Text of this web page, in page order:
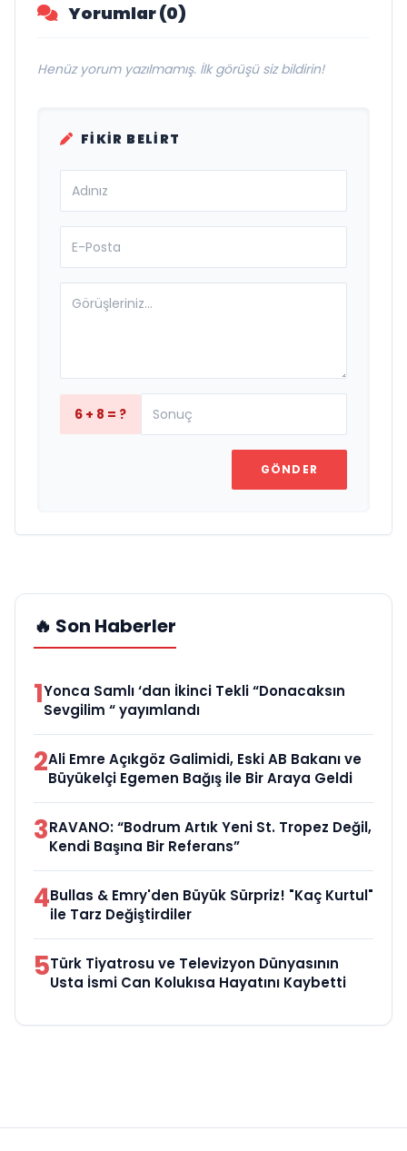
Yorumlar (0)
Henüz yorum yazılmamış. İlk görüşü siz bildirin!
FIKIR BELIRT
6 + 8 = ?
GÖNDER
🔥 Son Haberler
1Yonca Samlı ‘dan İkinci Tekli “Donacaksın
Sevgilim “ yayımlandı
2Ali Emre Açıkgöz Galimidi, Eski AB Bakanı ve
Büyükelçi Egemen Bağış ile Bir Araya Geldi
3RAVANO: “Bodrum Artık Yeni St. Tropez Değil,
Kendi Başına Bir Referans”
4Bullas & Emry'den Büyük Sürpriz! "Kaç Kurtul"
ile Tarz Değiştirdiler
5Türk Tiyatrosu ve Televizyon Dünyasının
Usta İsmi Can Kolukısa Hayatını Kaybetti